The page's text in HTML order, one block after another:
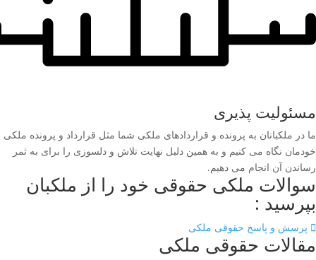
مسئولیت پذیری
ما در ملکبانان به پرونده و قراردادهای ملکی شما مثل قرارداد و پرونده ملکی
خودمان نگاه می کنیم و به همین دلیل نهایت تلاش و دلسوزی را برای به ثمر
رساندن آن انجام می دهیم.
سوالات ملکی حقوقی خود را از ملکبان
بپرسید :
پرسش و پاسخ حقوقی ملکی
مقالات حقوقی ملکی